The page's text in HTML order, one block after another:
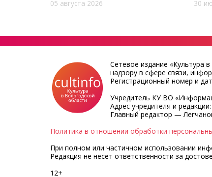
05 августа 2026 30
Сетевое издание «Культура
надзору в сфере связи,
Регистрационный номер и
Учредитель КУ ВО
Адрес учредителя и
Главный редактор —
Политика в отношении обработки
При полном или частичном использовании
Редакция не несет ответственности за
12+